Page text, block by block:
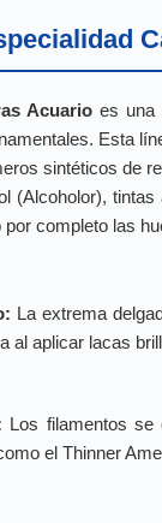
Acuarioes una
Esta
sintéticos de
(Alcoholor),
completo las
La extrema
aplicar lacas
Los filamentos se
el Thinner